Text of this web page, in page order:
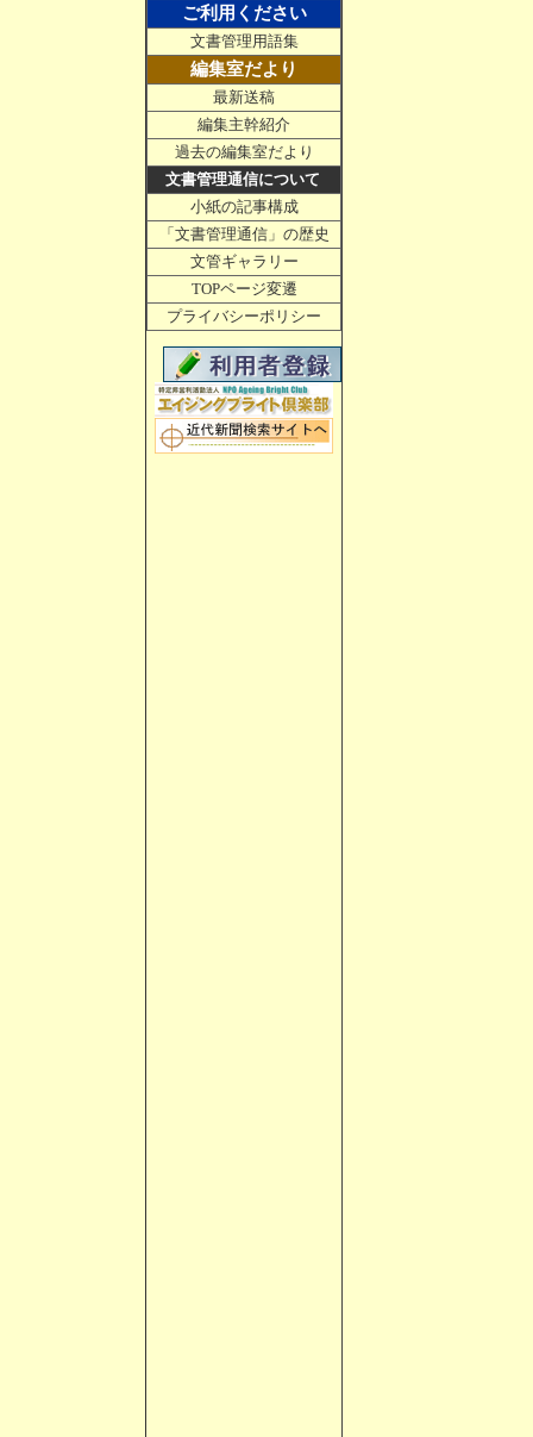
ご利用ください
文書管理用語集
編集室だより
最新送稿
編集主幹紹介
過去の編集室だより
文書管理通信について
小紙の記事構成
「文書管理通信」の歴史
文管ギャラリー
TOPページ変遷
プライバシーポリシー